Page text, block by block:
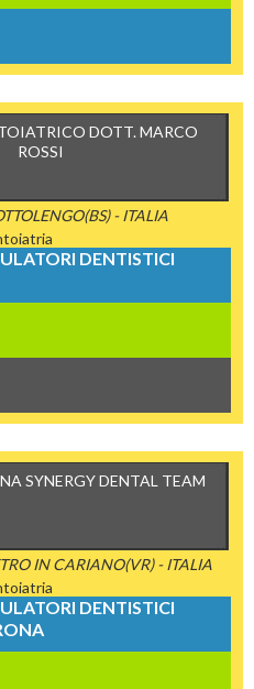
DOTT. MARCO
ROSSI
- ITALIA
DENTISTICI
SYNERGY DENTAL TEAM
IN CARIANO(VR) - ITALIA
DENTISTICI